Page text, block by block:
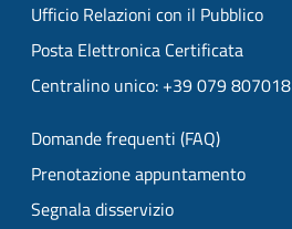
Ufficio Relazioni con il Pubblico
Posta Elettronica Certificata
Centralino unico: +39 079 807018
Domande frequenti (FAQ)
Prenotazione appuntamento
Segnala disservizio